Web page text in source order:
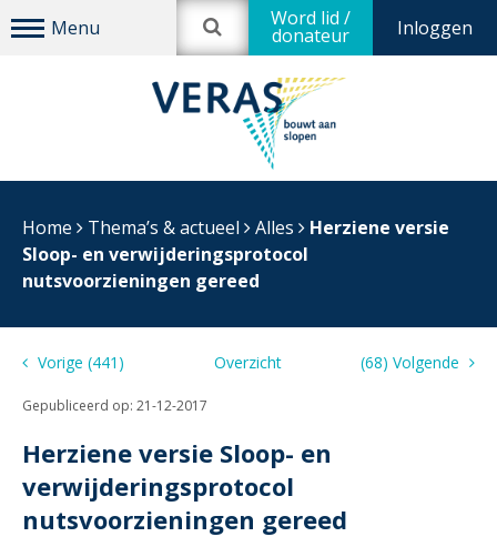
Inloggen
Word lid /
donateur
Home Thema’s & actueel Alles
Herziene versie
Sloop- en verwijderingsprotocol
nutsvoorzieningen gereed
Vorige (441) Overzicht (68) Volgende
Gepubliceerd op: 21-12-2017
Herziene versie Sloop- en
verwijderingsprotocol
nutsvoorzieningen gereed